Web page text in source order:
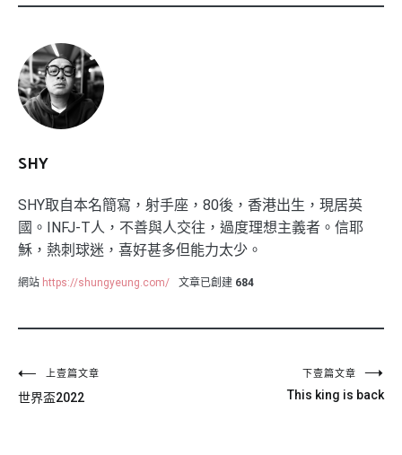
SHY
SHY取自本名簡寫，射手座，80後，香港出生，現居英
國。INFJ-T人，不善與人交往，過度理想主義者。信耶
穌，熱刺球迷，喜好甚多但能力太少。
網站 https://shungyeung.com/ 文章已創建 684
文
章
上壹篇文章
世界盃2022
下壹篇文章
This king is back